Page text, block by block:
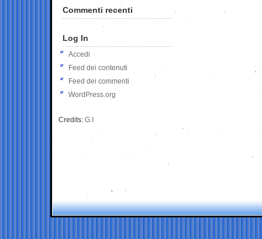
Commenti recenti
Log In
Accedi
Feed dei contenuti
Feed dei commenti
WordPress.org
Credits: G.I